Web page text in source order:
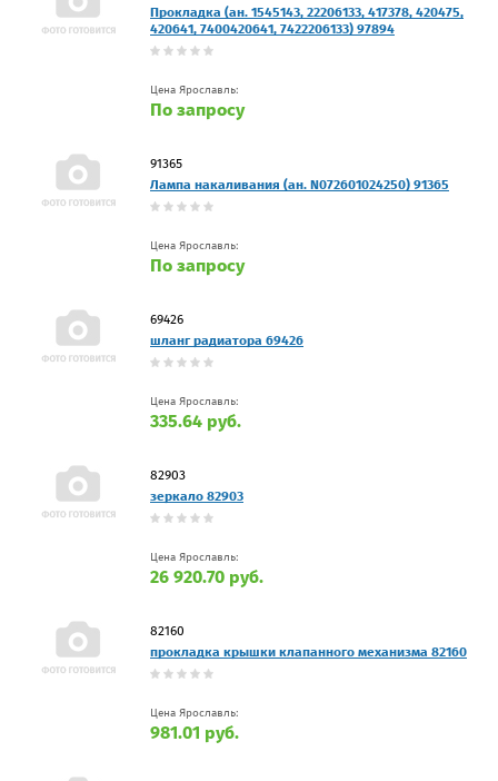
Прокладка (ан. 1545143, 22206133, 417378, 420475,
420641, 7400420641, 7422206133) 97894
Цена Ярославль:
По запросу
91365
Лампа накаливания (ан. N072601024250) 91365
Цена Ярославль:
По запросу
69426
шланг радиатора 69426
Цена Ярославль:
335.64 руб.
82903
зеркало 82903
Цена Ярославль:
26 920.70 руб.
82160
прокладка крышки клапанного механизма 82160
Цена Ярославль:
981.01 руб.